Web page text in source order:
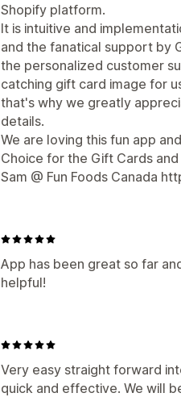
Shopify platform.
It is intuitive and
and the fanatical support by
the personalized customer
catching gift card image for
that's why we greatly
details.
We are loving this fun app
Choice for the Gift Cards
Sam @ Fun Foods Canada
App has been great so far
helpful!
Very easy straight forward
quick and effective. We will